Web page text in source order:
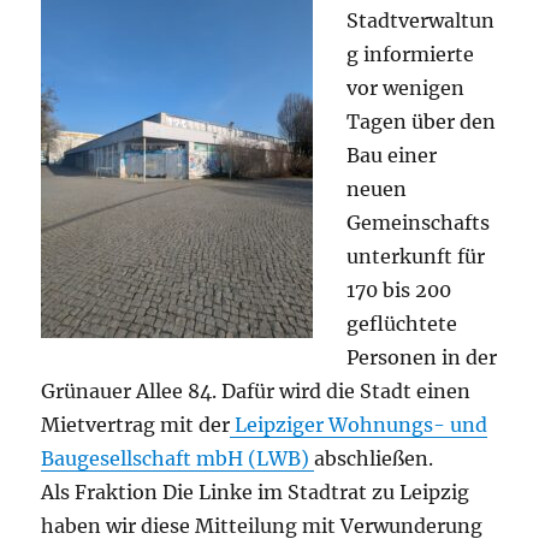
Stadtverwaltun
g informierte
vor wenigen
Tagen über den
Bau einer
neuen
Gemeinschafts
unterkunft für
170 bis 200
geflüchtete
Personen in der
Grünauer Allee 84. Dafür wird die Stadt einen
Mietvertrag mit der Leipziger Wohnungs- und
Baugesellschaft mbH (LWB)abschließen.
Als Fraktion Die Linke im Stadtrat zu Leipzig
haben wir diese Mitteilung mit Verwunderung